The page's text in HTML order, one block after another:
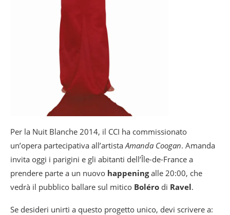
Per la Nuit Blanche 2014, il CCI ha commissionato
un’opera partecipativa all’artista Amanda Coogan. Amanda
invita oggi i parigini e gli abitanti dell’Île-de-France a
prendere parte a un nuovo happeningalle 20:00, che
vedrà il pubblico ballare sul mitico Boléro di Ravel.
Se desideri unirti a questo progetto unico, devi scrivere a: